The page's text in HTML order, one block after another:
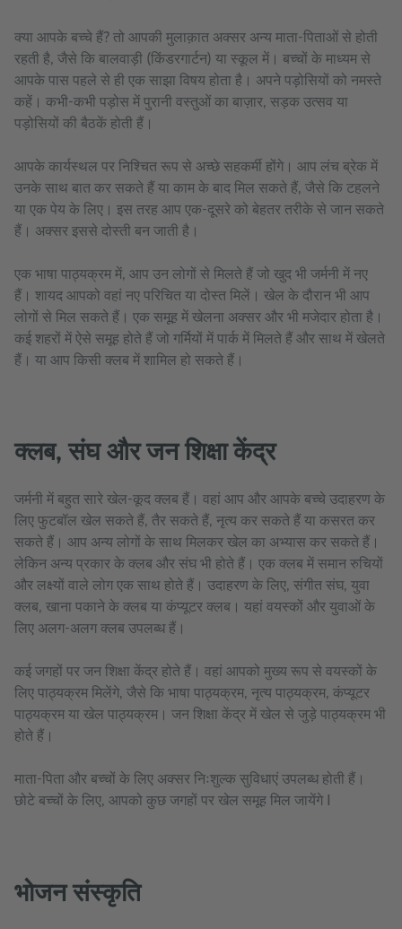
क्या आपके बच्चे हैं? तो आपकी मुलाक़ात अक्सर अन्य माता-पिताओं से होती
रहती है, जैसे कि बालवाड़ी (किंडरगार्टन) या स्कूल में। बच्चों के माध्यम से
आपके पास पहले से ही एक साझा विषय होता है। अपने पड़ोसियों को नमस्ते
कहें। कभी-कभी पड़ोस में पुरानी वस्तुओं का बाज़ार, सड़क उत्सव या
पड़ोसियों की बैठकें होती हैं।
आपके कार्यस्थल पर निश्चित रूप से अच्छे सहकर्मी होंगे। आप लंच ब्रेक में
उनके साथ बात कर सकते हैं या काम के बाद मिल सकते हैं, जैसे कि टहलने
या एक पेय के लिए। इस तरह आप एक-दूसरे को बेहतर तरीके से जान सकते
हैं। अक्सर इससे दोस्ती बन जाती है।
एक भाषा पाठ्यक्रम में, आप उन लोगों से मिलते हैं जो खुद भी जर्मनी में नए
हैं। शायद आपको वहां नए परिचित या दोस्त मिलें। खेल के दौरान भी आप
लोगों से मिल सकते हैं। एक समूह में खेलना अक्सर और भी मजेदार होता है।
कई शहरों में ऐसे समूह होते हैं जो गर्मियों में पार्क में मिलते हैं और साथ में खेलते
हैं। या आप किसी क्लब में शामिल हो सकते हैं।
क्लब, संघ और जन शिक्षा केंद्र
जर्मनी में बहुत सारे खेल-कूद क्लब हैं। वहां आप और आपके बच्चे उदाहरण के
लिए फुटबॉल खेल सकते हैं, तैर सकते हैं, नृत्य कर सकते हैं या कसरत कर
सकते हैं। आप अन्य लोगों के साथ मिलकर खेल का अभ्यास कर सकते हैं।
लेकिन अन्य प्रकार के क्लब और संघ भी होते हैं। एक क्लब में समान रुचियों
और लक्ष्यों वाले लोग एक साथ होते हैं। उदाहरण के लिए, संगीत संघ, युवा
क्लब, खाना पकाने के क्लब या कंप्यूटर क्लब। यहां वयस्कों और युवाओं के
लिए अलग-अलग क्लब उपलब्ध हैं।
कई जगहों पर जन शिक्षा केंद्र होते हैं। वहां आपको मुख्य रूप से वयस्कों के
लिए पाठ्यक्रम मिलेंगे, जैसे कि भाषा पाठ्यक्रम, नृत्य पाठ्यक्रम, कंप्यूटर
पाठ्यक्रम या खेल पाठ्यक्रम। जन शिक्षा केंद्र में खेल से जुड़े पाठ्यक्रम भी
होते हैं।
माता-पिता और बच्चों के लिए अक्सर निःशुल्क सुविधाएं उपलब्ध होती हैं।
छोटे बच्चों के लिए, आपको कुछ जगहों पर खेल समूह मिल जायेंगे I
भोजन संस्कृति